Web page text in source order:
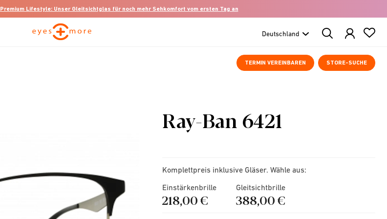
Premium Lifestyle: Unser Gleitsichtglas für noch mehr Sehkomfort vom ersten Tag an
Search
Products
TERMIN VEREINBAREN STORE-SUCHE
Ray-Ban 6421
Komplettpreis inklusive Gläser. Wähle aus:
Einstärkenbrille
218,00 €
Gleitsichtbrille
388,00 €